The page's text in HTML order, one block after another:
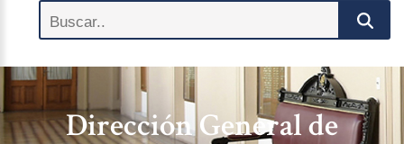
Dirección General de